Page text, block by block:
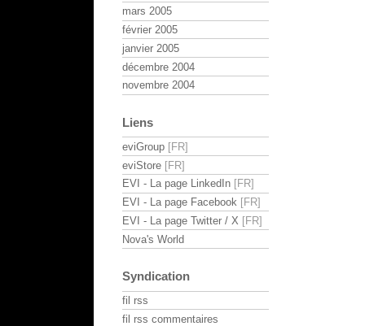
mars 2005
février 2005
janvier 2005
décembre 2004
novembre 2004
Liens
eviGroup
eviStore
EVI - La page LinkedIn
EVI - La page Facebook
EVI - La page Twitter / X
Nova's World
Syndication
fil rss
fil rss commentaires